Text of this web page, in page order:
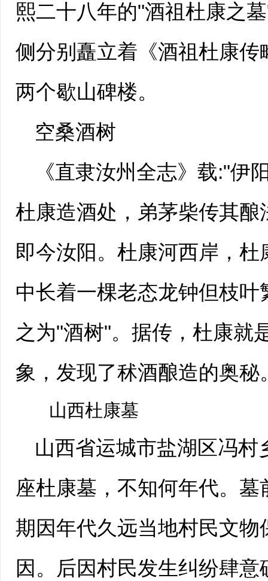
熙二十八年的"酒祖杜康之
侧分别矗立着《酒祖杜康
两个歇山碑楼。
空桑酒树
《直隶汝州全志》载:"伊
杜康造酒处，弟茅柴传其
即今汝阳 。杜康河西岸，
中长着一棵老态龙钟但枝
之为"酒树"。据传，杜康就
象，发现了秫酒酿造的奥秘
山西杜康墓
山西省运城市盐湖区冯
座杜康墓，不知何年代。
期因年代久远当地村民文
因。后因村民发生纠纷肆